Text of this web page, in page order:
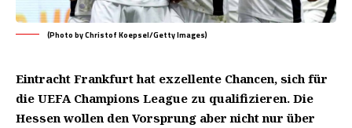
(Photo by Christof Koepsel/Getty Images)
Eintracht Frankfurt hat exzellente Chancen, sich für
die UEFA Champions League zu qualifizieren. Die
Hessen wollen den Vorsprung aber nicht nur über